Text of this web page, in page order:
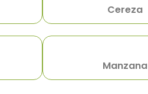
Cereza
Manzana